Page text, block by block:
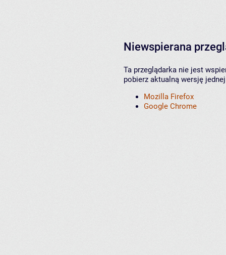
Niewspierana
Ta przeglądarka nie jest
pobierz aktualną wersję
Mozilla Firefox
Google Chrome